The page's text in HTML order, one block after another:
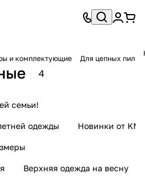
и комплектующие Для цепных пил
4
семьи!
одежды Новинки от KMI
Верхняя одежда на весну